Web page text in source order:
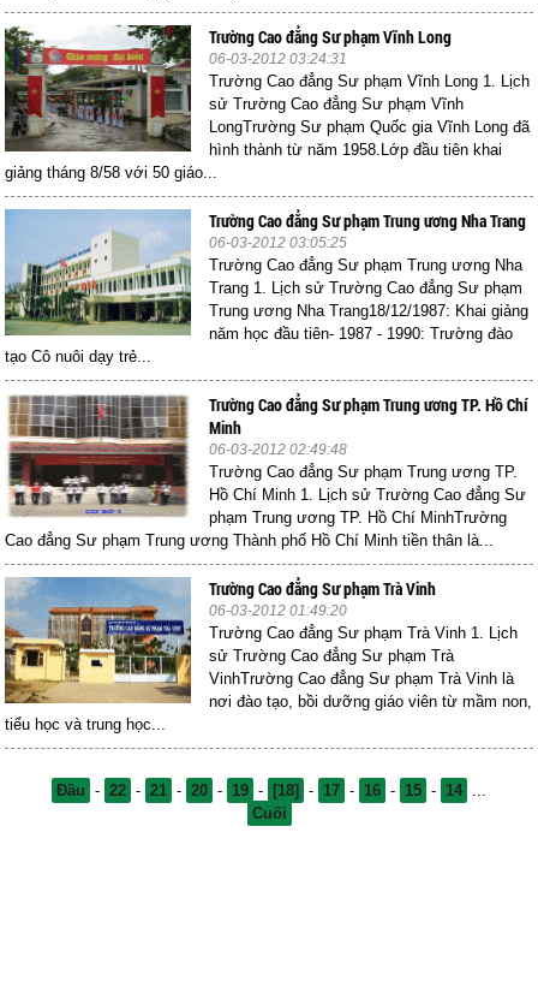
Trường Cao đẳng Sư phạm Vĩnh Long
06-03-2012 03:24:31
Trường Cao đẳng Sư phạm Vĩnh Long 1. Lịch
sử Trường Cao đẳng Sư phạm Vĩnh
LongTrường Sư phạm Quốc gia Vĩnh Long đã
hình thành từ năm 1958.Lớp đầu tiên khai
giảng tháng 8/58 với 50 giáo...
Trường Cao đẳng Sư phạm Trung ương Nha Trang
06-03-2012 03:05:25
Trường Cao đẳng Sư phạm Trung ương Nha
Trang 1. Lịch sử Trường Cao đẳng Sư phạm
Trung ương Nha Trang18/12/1987: Khai giảng
năm học đầu tiên- 1987 - 1990: Trường đào
tạo Cô nuôi dạy trẻ...
Trường Cao đẳng Sư phạm Trung ương TP. Hồ Chí
Minh
06-03-2012 02:49:48
Trường Cao đẳng Sư phạm Trung ương TP.
Hồ Chí Minh 1. Lịch sử Trường Cao đẳng Sư
phạm Trung ương TP. Hồ Chí MinhTrường
Cao đẳng Sư phạm Trung ương Thành phố Hồ Chí Minh tiền thân là...
Trường Cao đẳng Sư phạm Trà Vinh
06-03-2012 01:49:20
Trường Cao đẳng Sư phạm Trà Vinh 1. Lịch
sử Trường Cao đẳng Sư phạm Trà
VinhTrường Cao đẳng Sư phạm Trà Vinh là
nơi đào tạo, bồi dưỡng giáo viên từ mầm non,
tiểu học và trung học...
Đầu - 22 - 21 - 20 - 19 - [18] - 17 - 16 - 15 - 14 ...
Cuối